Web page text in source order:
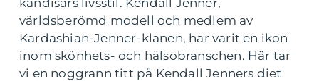
kändisars livsstil. Kendall Jenner,
världsberömd modell och medlem av
Kardashian-Jenner-klanen, har varit en ikon
inom skönhets- och hälsobranschen. Här tar
vi en noggrann titt på Kendall Jenners diet